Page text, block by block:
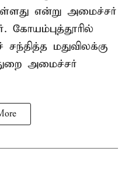
என்று அமைச்சர்
கோயம்புத்தூரில்
மதுவிலக்கு
அமைச்சர்